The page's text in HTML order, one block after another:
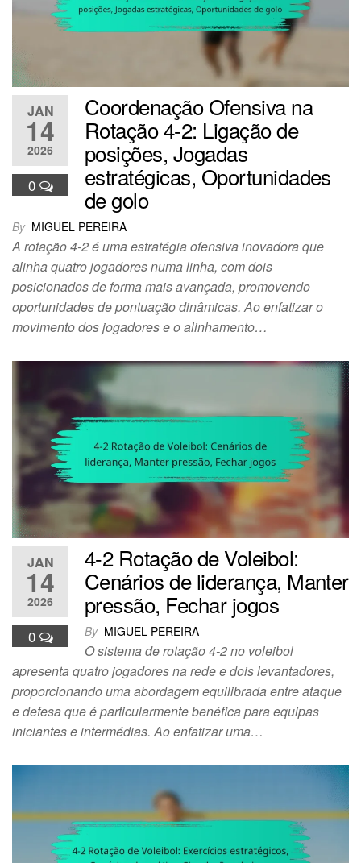
JAN
14
2026
0
Coordenação Ofensiva na
Rotação 4-2: Ligação de
posições, Jogadas
estratégicas, Oportunidades
de golo
By MIGUEL PEREIRA
A rotação 4-2 é uma estratégia ofensiva inovadora que
alinha quatro jogadores numa linha, com dois
posicionados de forma mais avançada, promovendo
oportunidades de pontuação dinâmicas. Ao enfatizar o
movimento dos jogadores e o alinhamento…
JAN
14
2026
0
4-2 Rotação de Voleibol:
Cenários de liderança, Manter
pressão, Fechar jogos
By MIGUEL PEREIRA
O sistema de rotação 4-2 no voleibol
apresenta quatro jogadores na rede e dois levantadores,
proporcionando uma abordagem equilibrada entre ataque
e defesa que é particularmente benéfica para equipas
iniciantes e intermédias. Ao enfatizar uma…